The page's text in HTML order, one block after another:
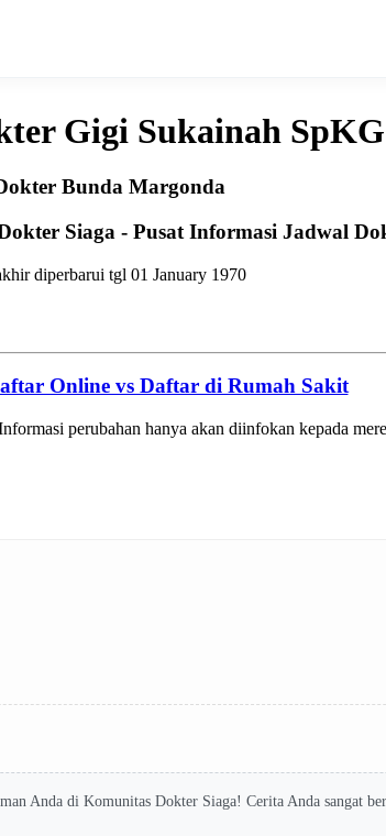
Gigi Sukainah SpKG
Bunda Margonda
Siaga - Pusat Informasi Jadwal
diperbarui tgl 01 January 1970
Online vs Daftar di Rumah Sakit
perubahan hanya akan diinfokan kepada
Anda di Komunitas Dokter Siaga! Cerita Anda sangat